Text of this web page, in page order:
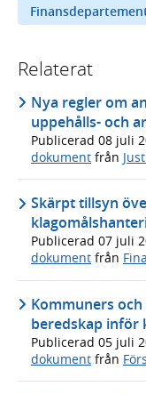
Relaterat
Nya regler om
uppehålls- och
Publicerad 08 juli
dokument från
Skärpt tillsyn
Publicerad 07 juli
dokument från
Kommuners
beredskap inför
Publicerad 05 juli
dokument från